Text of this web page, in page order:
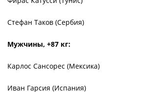
Стефан Таков (Сербия)
Мужчины, +87 кг:
Карлос Сансорес (Мексика)
Иван Гарсия (Испания)